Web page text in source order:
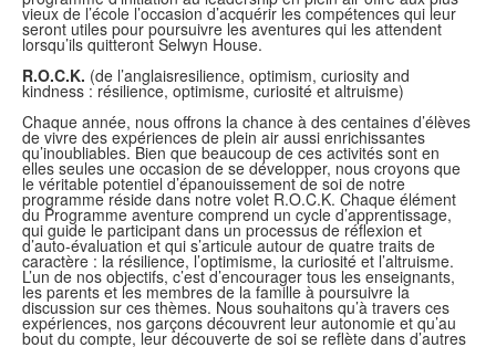
vieux de l’école l’occasion d’acquérir les compétences qui leur
seront utiles pour poursuivre les aventures qui les attendent
lorsqu’ils quitteront Selwyn House.
R.O.C.K. (de l’anglaisresilience, optimism, curiosity and
kindness : résilience, optimisme, curiosité et altruisme)
Chaque année, nous offrons la chance à des centaines d’élèves
de vivre des expériences de plein air aussi enrichissantes
qu’inoubliables. Bien que beaucoup de ces activités sont en
elles seules une occasion de se développer, nous croyons que
le véritable potentiel d’épanouissement de soi de notre
programme réside dans notre volet R.O.C.K. Chaque élément
du Programme aventure comprend un cycle d’apprentissage,
qui guide le participant dans un processus de réflexion et
d’auto-évaluation et qui s’articule autour de quatre traits de
caractère : la résilience, l’optimisme, la curiosité et l’altruisme.
L’un de nos objectifs, c’est d’encourager tous les enseignants,
les parents et les membres de la famille à poursuivre la
discussion sur ces thèmes. Nous souhaitons qu’à travers ces
expériences, nos garçons découvrent leur autonomie et qu’au
bout du compte, leur découverte de soi se reflète dans d’autres